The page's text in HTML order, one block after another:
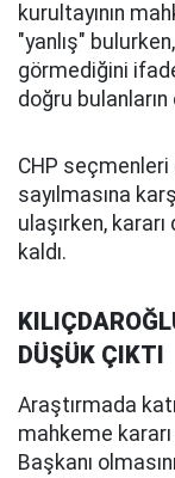
kurultayının
"yanlış"
görmediğini
doğru
CHP
sayılmasına
ulaşırken,
kaldı.
DÜŞÜK ÇIKTI
Araştırmada
mahkeme kararı
Başkanı